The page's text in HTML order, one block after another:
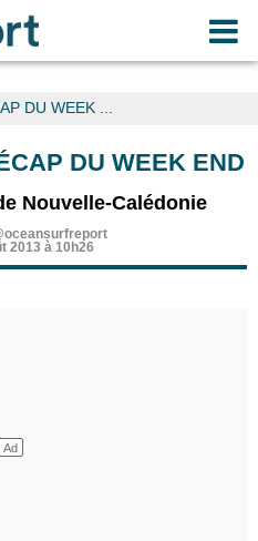
DU WEEK ...
DU WEEK END
Nouvelle-Calédonie
2013 à 10h26